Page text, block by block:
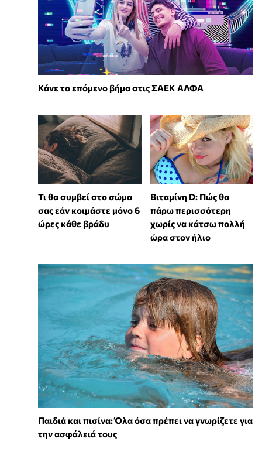
Κάνε το επόμενο βήμα στις ΣΑΕΚ ΑΛΦΑ
Τι θα συμβεί στο σώμα
σας εάν κοιμάστε μόνο 6
ώρες κάθε βράδυ
Βιταμίνη D: Πώς θα
πάρω περισσότερη
χωρίς να κάτσω πολλή
ώρα στον ήλιο
Παιδιά και πισίνα: Όλα όσα πρέπει να γνωρίζετε για
την ασφάλειά τους